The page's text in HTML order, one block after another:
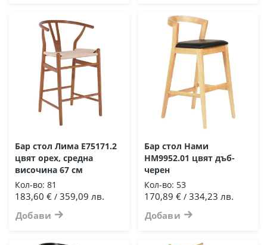
Бар стол Лима E75171.2
цвят орех, средна
височина 67 см
Кол-во: 81
183,60 € / 359,09 лв.
Добави
Бар стол Нами
HM9952.01 цвят дъб-
черен
Кол-во: 53
170,89 €/ 334,23 лв.
Добави